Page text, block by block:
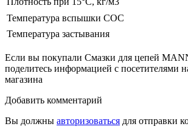
Температура вспышки COC
Температура застывания
Если вы покупали Смазки для цепей
поделитесь информацией с посетителями
магазина
Добавить комментарий
Вы должны авторизоваться для отправки